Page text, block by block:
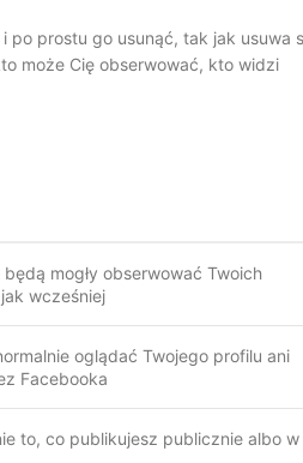
prostu go usunąć, tak jak usuwa
może Cię obserwować, kto widzi
mogły obserwować Twoich
wcześniej
oglądać Twojego profilu ani
Facebooka
to, co publikujesz publicznie albo w